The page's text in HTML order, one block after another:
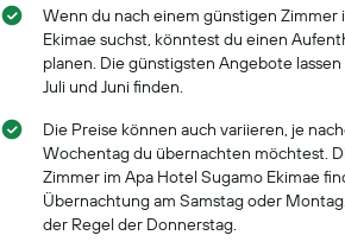
Das
Diagramm
hat
Achse,
die
die
Anzahl
der
Wenn du nach einem günstigen Zimmer
Ekimae suchst, könntest du einen
planen. Die günstigsten Angebote
Juli und Juni finden.
Die Preise können auch variieren, je
Wochentag du übernachten möchtest.
Zimmer im Apa Hotel Sugamo Ekimae
Übernachtung am Samstag oder
der Regel der Donnerstag.